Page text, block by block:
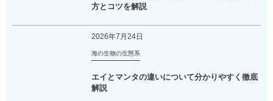
方とコツを解説
2026年7月24日
海の生物の生態系
エイとマンタの違いについて分かりやすく徹底
解説